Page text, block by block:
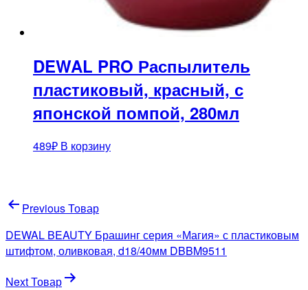
DEWAL PRO Распылитель
пластиковый, красный, с
японской помпой, 280мл
489₽ В корзину
Навигация
по
записям
Previous Товар
DEWAL BEAUTY Брашинг серия «Магия» с пластиковым
штифтом, оливковая, d18/40мм DBBM9511
Next Товар